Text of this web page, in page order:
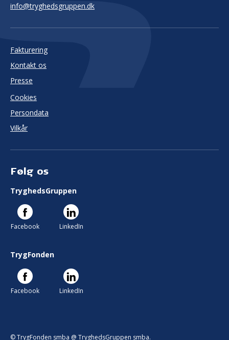
info@tryghedsgruppen.dk
Fakturering
Kontakt os
Presse
Cookies
Persondata
Vilkår
Følg os
TryghedsGruppen
Facebook LinkedIn
TrygFonden
Facebook LinkedIn
© TrygFonden smba @ TryghedsGruppen smba.